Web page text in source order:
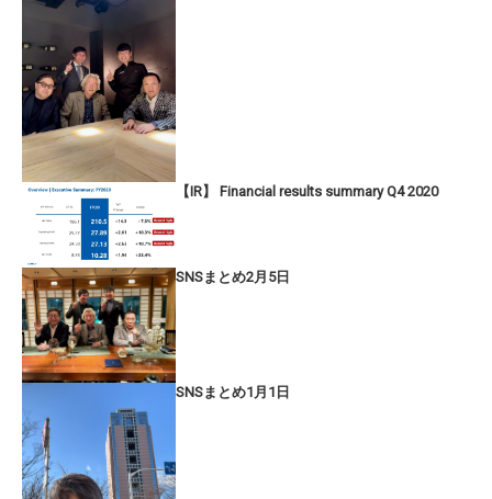
【IR】 Financial results summary Q4 2020
SNSまとめ2月5日
SNSまとめ1月1日